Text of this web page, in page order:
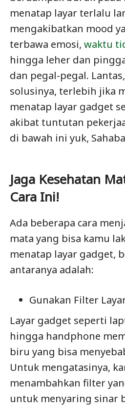
menatap layar terlalu
mengakibatkan mood
terbawa emosi, waktu
hingga leher dan
dan pegal-pegal.
solusinya, terlebih jika
menatap layar gadget
akibat tuntutan
di bawah ini yuk,
Jaga Kesehatan
Cara Ini!
Ada beberapa cara
mata yang bisa kamu
menatap layar gadget,
antaranya adalah:
Gunakan Filter
Layar gadget seperti
hingga handphone
biru yang bisa
Untuk mengatasinya,
menambahkan filter
untuk menyaring sinar